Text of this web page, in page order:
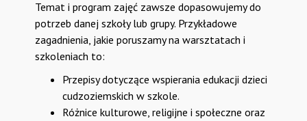
Temat i program zajęć zawsze dopasowujemy do
potrzeb danej szkoły lub grupy. Przykładowe
zagadnienia, jakie poruszamy na warsztatach i
szkoleniach to:
Przepisy dotyczące wspierania edukacji dzieci
cudzoziemskich w szkole.
Różnice kulturowe, religijne i społeczne oraz